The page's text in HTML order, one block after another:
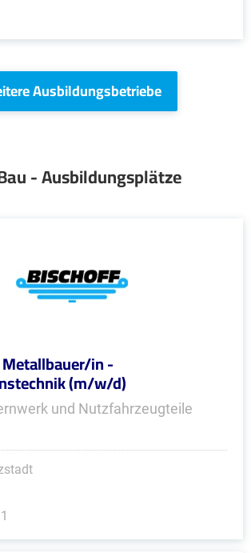
Ausbildungsbetriebe
- Ausbildungsplätze
in -
(m/w/d)
und Nutzfahrzeugteile